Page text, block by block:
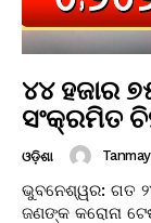
୪୪ ହଜାର
ସଂକ୍ରମିତ
ଓଡ଼ିଶା
ଭୁବନେଶ୍ୱର: ଗତ
ଜଣଙ୍କ କରୋନା